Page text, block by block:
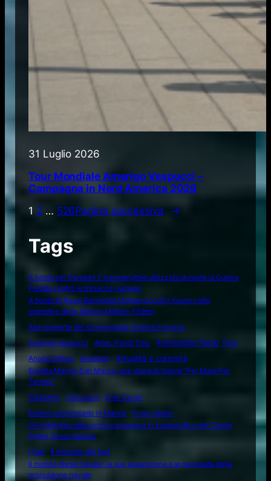
31 Luglio 2026
Tour Mondiale Amerigo Vespucci –
Campagna in Nord America 2026
1 2 … 526Pagina successiva →
Tags
A bordo del Dandolo il sommergibile utilizzato durante la Guerra
Fredda contro le minacce nucleari
A bordo di Nave Raimondo Montecuccoli il nuovo volto
operativo della Marina Militare (Video)
Alla scoperta del sommergibile Andrea Provana
Amerigo Vespucci
Amm. Paolo Treu
Ammiraglio Paolo Treu
Analisi Difesa
Aneddoti Attualità e curiosità
Brigata Marina San Marco: una storia di Valore "Per Mare Per
Terram"
Citazioni
Concorsi
Ente Circoli
Essere commissario in Marina
Frasi celebri
Gli highlights della prima campagna in Indopacifico del Carrier
Strike Group italiano
I fari
Il mondo dei fari
Il motore diesel navale: la sua apparizione e le necessità della
propulsione navale